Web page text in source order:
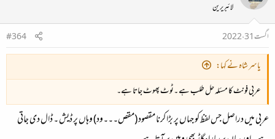
لائبریرین
اگست 31، 2022
#364
یاسر شاہ نے کہا:
عربی فونٹ کا مسئلہ حل طلب ہے ۔ٹوٹ پھوٹ جاتا ہے۔
عربی میں دراصل جس لفظ کو جہاں پر بڑا کرنا مقصود (مقص۔۔۔ود) وہاں پر ڈیش ۔ ڈال دی جاتی